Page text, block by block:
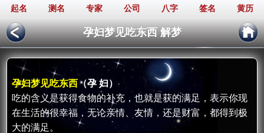
起名 测名 专家 公司 八字 签名 黄历
孕妇梦见吃东西 解梦
孕妇梦见吃东西（孕 妇）
吃的含义是获得食物的补充，也就是获的满足，表示你现
在生活的很幸福，无论亲情、友情，还是财富，都得到极
大的满足。